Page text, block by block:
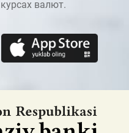
валют.